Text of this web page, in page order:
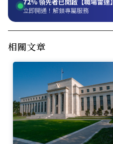
立即開通！解鎖專屬服務
相關文章